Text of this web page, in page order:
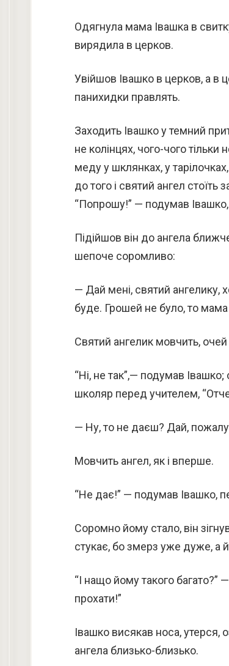
Одягнула мама Івашка в
вирядила в церков.
Увійшов Івашко в церков, а в
панихидки правлять.
Заходить Івашко у темний
не колінцях, чого-чого тільки
меду у шклянках, у
до того і святий ангел
“Попрошу!” — подумав Івашко,
Підійшов він до ангела
шепоче соромливо:
— Дай мені, святий ангелику,
буде. Грошей не було, то
Святий ангелик мовчить, очей
“Ні, не так”,— подумав
школяр перед учителем,
— Ну, то не даєш? Дай,
Мовчить ангел, як і вперше.
“Не дає!” — подумав Івашко,
Соромно йому стало, він
стукає, бо змерз уже дуже, а
“І нащо йому такого
прохати!”
Івашко висякав носа, утерся,
ангела близько-близько.